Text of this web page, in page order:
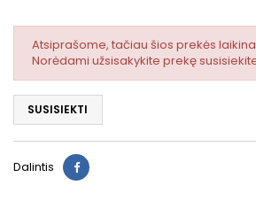
Atsiprašome, tačiau šios prekės
Norėdami užsisakykite prekę
SUSISIEKTI
Dalintis